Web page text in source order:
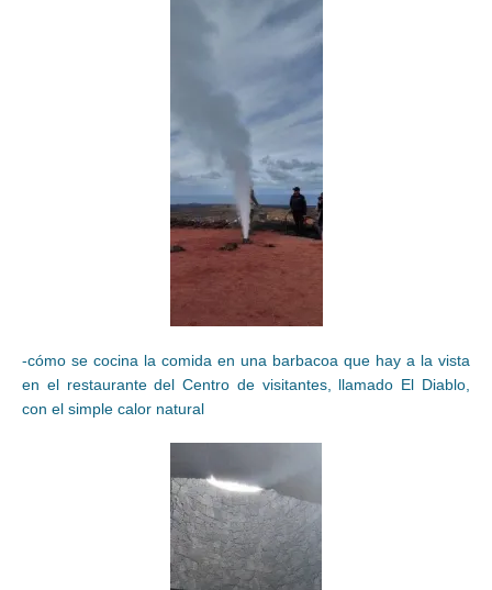
-cómo se cocina la comida en una barbacoa que hay a la vista
en el restaurante del Centro de visitantes, llamado El Diablo,
con el simple calor natural